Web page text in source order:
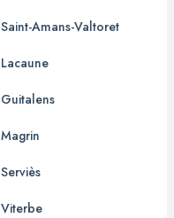
Saint-Amans-Valtoret
Lacaune
Guitalens
Magrin
Serviès
Viterbe